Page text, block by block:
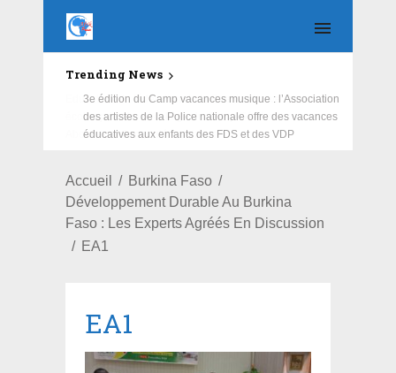
Trending News
Education : la fédération de la Russie rénove les
écoles primaire et collège du Camp Général
Aboubacar Sangoulé Lamizana
Accueil
Burkina Faso
Développement Durable Au Burkina
Faso : Les Experts Agréés En Discussion
EA1
EA1